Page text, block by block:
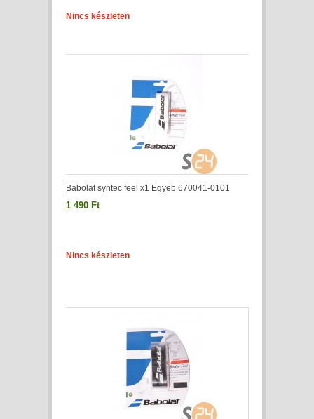
Nincs készleten
Babolat syntec feel x1 Egyeb 670041-0101
1 490 Ft
Nincs készleten